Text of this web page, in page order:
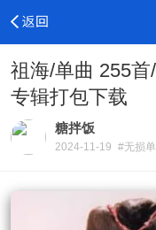
祖海/单曲 255
专辑打包下载
糖拌饭
2024-11-19 #无损